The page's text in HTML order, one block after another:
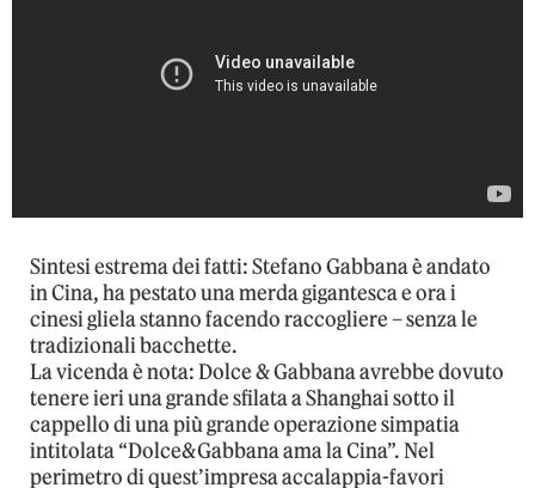
Sintesi estrema dei fatti: Stefano Gabbana è andato
in Cina, ha pestato una merda gigantesca e ora i
cinesi gliela stanno facendo raccogliere – senza le
tradizionali bacchette.
La vicenda è nota: Dolce & Gabbana avrebbe dovuto
tenere ieri una grande sfilata a Shanghai sotto il
cappello di una più grande operazione simpatia
intitolata “Dolce&Gabbana ama la Cina”. Nel
perimetro di quest’impresa accalappia-favori